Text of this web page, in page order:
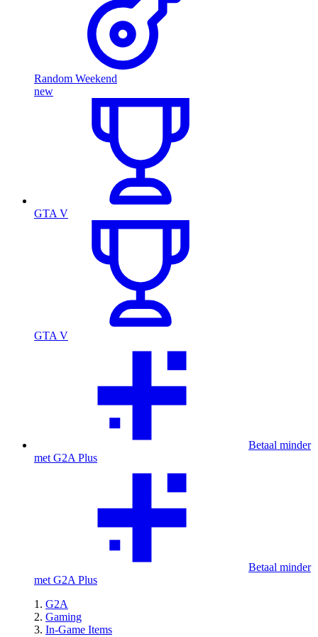
Random Weekend
new
GTA V
GTA V
Betaal minder
met G2A Plus
Betaal minder
met G2A Plus
G2A
Gaming
In-Game Items